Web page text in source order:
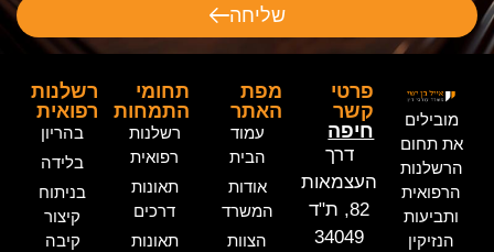
שליחה
מובילים
את תחום
הרשלנות
הרפואית
ותביעות
הנזיקין
מפת
האתר
עמוד
הבית
אודות
המשרד
הצוות
תחומי
התמחות
רשלנות
רפואית
תאונות
דרכים
תאונות
רשלנות
רפואית
בהריון
בלידה
בניתוח
קיצור
קיבה
פרטי
קשר
חיפה
דרך
העצמאות
82, ת"ד
34049